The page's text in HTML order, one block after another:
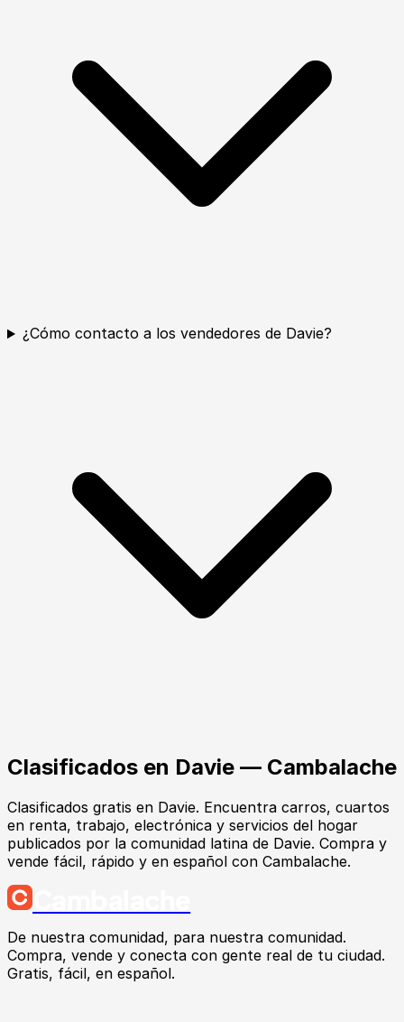
¿Cómo contacto a los vendedores de Davie?
Clasificados en Davie — Cambalache
Clasificados gratis en Davie. Encuentra carros, cuartos
en renta, trabajo, electrónica y servicios del hogar
publicados por la comunidad latina de Davie. Compra y
vende fácil, rápido y en español con Cambalache.
De nuestra comunidad, para nuestra comunidad.
Compra, vende y conecta con gente real de tu ciudad.
Gratis, fácil, en español.